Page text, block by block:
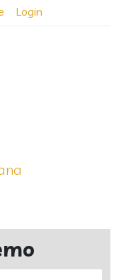
Login